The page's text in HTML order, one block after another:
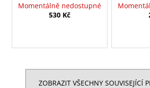
Momentálně nedostupné
530 Kč
ZOBRAZIT VŠECHNY SOUVISEJÍCÍ